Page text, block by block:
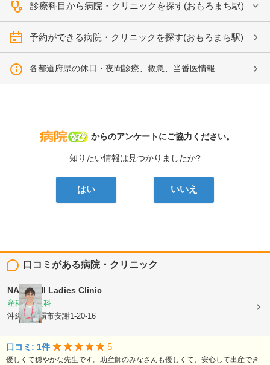
診療科目から病院・クリニックを探す(おもろまち駅)
予約ができる病院・クリニックを探す(おもろまち駅)
各都道府県の休日・夜間診療、救急、当番医情報
病院なび
からのアンケートにご協力ください。
知りたい情報は見つかりましたか?
はい いいえ
口コミがある病院・クリニック
NAKACHI Ladies Clinic
産科, 婦人科
沖縄県那覇市安謝1-20-16
口コミ: 1件 5
優しくて穏やかな先生です。助産師のみなさんも優しくて、安心して出産でき